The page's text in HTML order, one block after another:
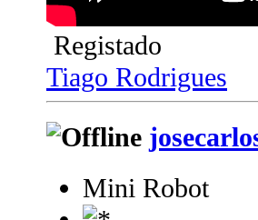
Registado
Tiago Rodrigues
Mini Robot